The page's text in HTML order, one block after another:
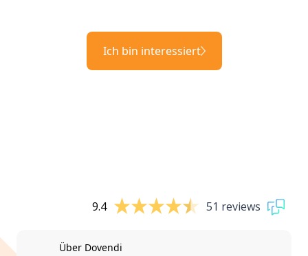
Ich bin interessiert
9.4 51 reviews
Über Dovendi